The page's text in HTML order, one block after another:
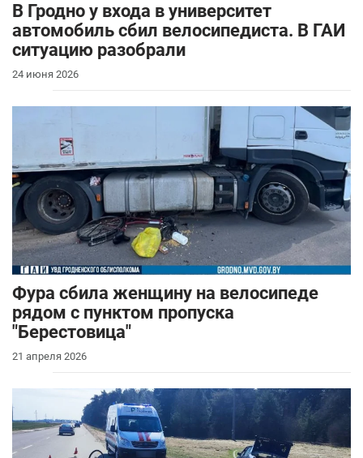
В Гродно у входа в университет
автомобиль сбил велосипедиста. В ГАИ
ситуацию разобрали
24 июня 2026
Фура сбила женщину на велосипеде
рядом с пунктом пропуска
"Берестовица"
21 апреля 2026